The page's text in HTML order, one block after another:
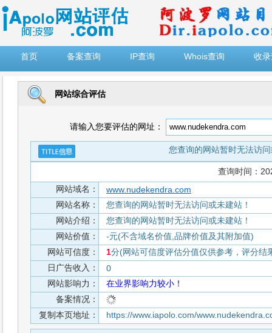
首页
备案查询 IP查询 Whois查询 收
网站综合评估
请输入您要评估的网址：
您查询的网站暂时无法访
查询时间：
网站域名：
www.nudekendra.com
网站名称：
您查询的网站暂时无法访问或未建站！
网站介绍：
您查询的网站暂时无法访问或未建站！
网站价值：
-元(不含域名价值,品牌价值及其附加值)
网站可信度：
1分(网站可信度评估分值仅供参考，评分结
日广告收入：
0
网站影响力：
在业界影响力较小！
备案情况：
复制本页地址：
https://www.iapolo.com/